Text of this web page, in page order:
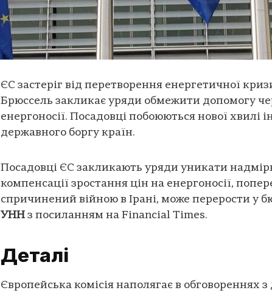
ЄС застеріг від перетворення енергетичної
Брюссель закликає уряди обмежити допомогу
енергоносії. Посадовці побоюються нової хвилі
державного боргу країн.
Посадовці ЄС закликають уряди уникати
компенсації зростання цін на енергоносії,
спричинений війною в Ірані, може перерости у
УНН з посиланням на Financial Times.
Деталі
Європейська комісія наполягає в